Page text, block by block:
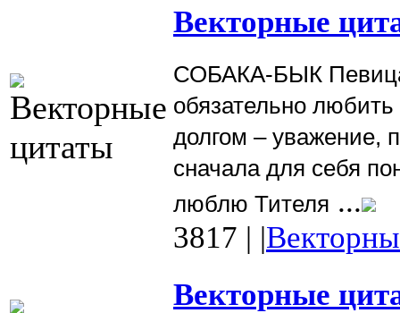
Векторные
СОБАКА-БЫК
обязательно
долгом – уважение,
сначала для себя
люблю Тителя ...
3817 | |
Векторные